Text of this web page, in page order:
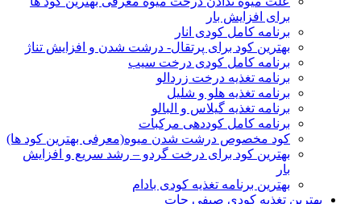
برای افزایش بار
برنامه کامل کودی انار
بهترین کود برای پرتقال- درشت شدن و افزایش تناژ
برنامه کامل کودی درخت سیب
برنامه تغذیه درخت زردالو
برنامه تغذیه هلو و شلیل
برنامه تغذیه گیلاس و البالو
برنامه کامل کوددهی مرکبات
کود مخصوص درشت شدن میوه(معرفی بهترین کود ها)
بهترین کود برای درخت گردو – رشد سریع و افزایش
بار
بهترین برنامه تغذیه کودی بادام
بهترین تغذیه کودی صیفی جات